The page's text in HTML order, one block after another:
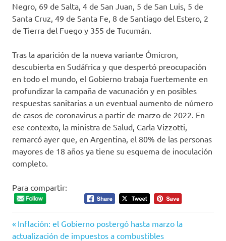
Negro, 69 de Salta, 4 de San Juan, 5 de San Luis, 5 de
Santa Cruz, 49 de Santa Fe, 8 de Santiago del Estero, 2
de Tierra del Fuego y 355 de Tucumán.
Tras la aparición de la nueva variante Ómicron,
descubierta en Sudáfrica y que despertó preocupación
en todo el mundo, el Gobierno trabaja fuertemente en
profundizar la campaña de vacunación y en posibles
respuestas sanitarias a un eventual aumento de número
de casos de coronavirus a partir de marzo de 2022. En
ese contexto, la ministra de Salud, Carla Vizzotti,
remarcó ayer que, en Argentina, el 80% de las personas
mayores de 18 años ya tiene su esquema de inoculación
completo.
Para compartir:
Navegación
Entrada
anterior:
Inflación: el Gobierno postergó hasta marzo la
actualización de impuestos a combustibles